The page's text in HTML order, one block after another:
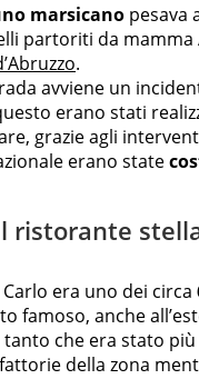
marsicano pesava
partoriti da mamma
.
avviene un
erano stati
grazie agli
erano state
ristorante
era uno dei circa
famoso, anche
che era stato
della zona